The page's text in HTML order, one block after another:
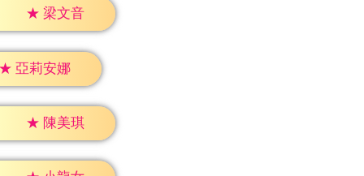
★ 梁文音
亞莉安娜
★ 陳美琪